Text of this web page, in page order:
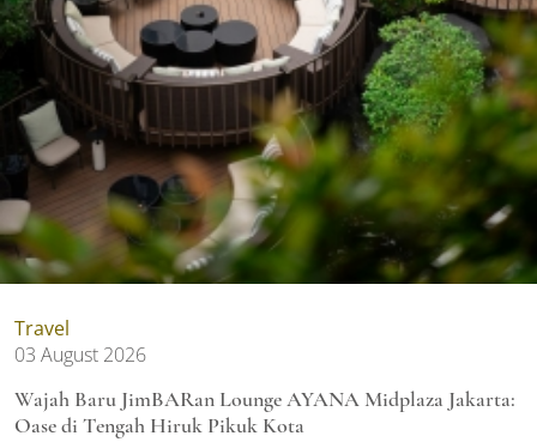
Travel
03 August 2026
Wajah Baru JimBARan Lounge AYANA Midplaza Jakarta:
Oase di Tengah Hiruk Pikuk Kota